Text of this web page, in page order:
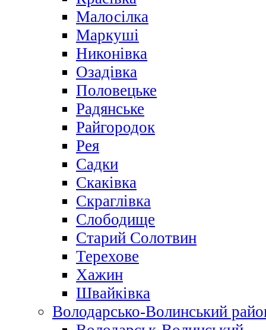
Малосілка
Маркуші
Никонівка
Озадівка
Половецьке
Радянське
Райгородок
Рея
Садки
Скаківка
Скраглівка
Слободище
Старий Солотвин
Терехове
Хажин
Швайківка
Володарсько-Волинський